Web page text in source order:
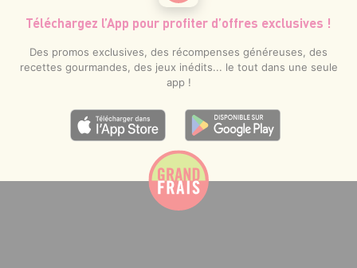
Téléchargez l’App pour profiter d’offres exclusives !
Des promos exclusives, des récompenses généreuses, des
recettes gourmandes, des jeux inédits... le tout dans une seule
app !